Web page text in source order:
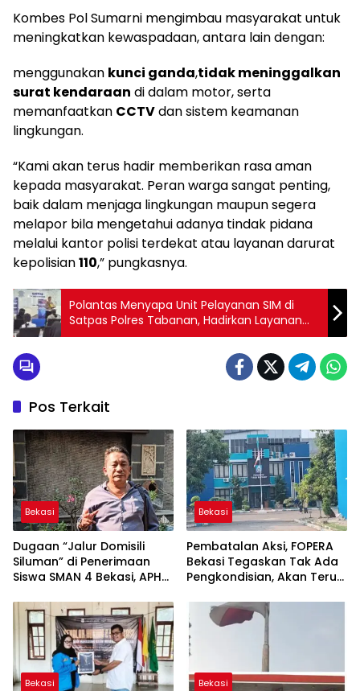
Kombes Pol Sumarni mengimbau masyarakat untuk
meningkatkan kewaspadaan, antara lain dengan:
menggunakan kunci ganda,tidak meninggalkan
surat kendaraan di dalam motor, serta
memanfaatkan CCTVdan sistem keamanan
lingkungan.
“Kami akan terus hadir memberikan rasa aman
kepada masyarakat. Peran warga sangat penting,
baik dalam menjaga lingkungan maupun segera
melapor bila mengetahui adanya tindak pidana
melalui kantor polisi terdekat atau layanan darurat
kepolisian110,” pungkasnya.
Polantas Menyapa Unit Pelayanan SIM di
Satpas Polres Tabanan, Hadirkan Layanan
Ramah, Cepat dan Transparan
Pos Terkait
Bekasi
Dugaan “Jalur Domisili
Siluman” di Penerimaan
Siswa SMAN 4 Bekasi, APH
Bekasi
Pembatalan Aksi, FOPERA
Bekasi Tegaskan Tak Ada
Pengkondisian, Akan Terus
Bekasi Bekasi